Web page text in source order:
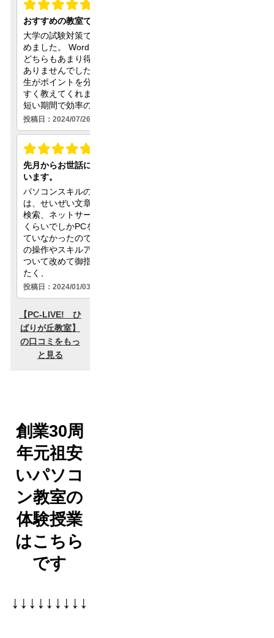
創業30周
年元祖安
いパソコ
ン教室の
体験授業
はこちら
です
↓↓↓↓↓↓↓↓↓